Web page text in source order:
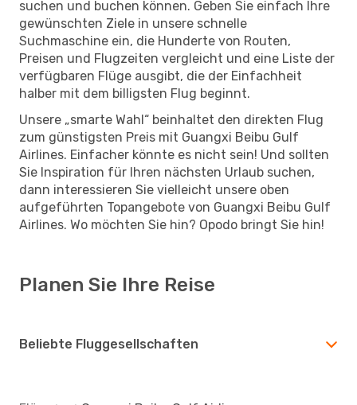
suchen und buchen können. Geben Sie einfach Ihre
gewünschten Ziele in unsere schnelle
Suchmaschine ein, die Hunderte von Routen,
Preisen und Flugzeiten vergleicht und eine Liste der
verfügbaren Flüge ausgibt, die der Einfachheit
halber mit dem billigsten Flug beginnt.
Unsere „smarte Wahl“ beinhaltet den direkten Flug
zum günstigsten Preis mit Guangxi Beibu Gulf
Airlines. Einfacher könnte es nicht sein! Und sollten
Sie Inspiration für Ihren nächsten Urlaub suchen,
dann interessieren Sie vielleicht unsere oben
aufgeführten Topangebote von Guangxi Beibu Gulf
Airlines. Wo möchten Sie hin? Opodo bringt Sie hin!
Planen Sie Ihre Reise
Beliebte Fluggesellschaften